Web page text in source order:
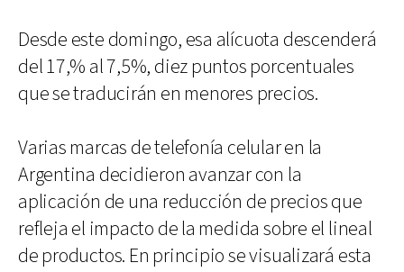
Desde este domingo, esa alícuota descenderá
del 17,% al 7,5%, diez puntos porcentuales
que se traducirán en menores precios.
Varias marcas de telefonía celular en la
Argentina decidieron avanzar con la
aplicación de una reducción de precios que
refleja el impacto de la medida sobre el lineal
de productos. En principio se visualizará esta